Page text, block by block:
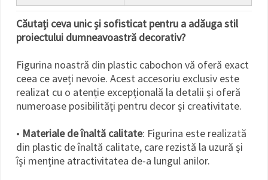
Căutați ceva unic și sofisticat pentru a adăuga stil
proiectului dumneavoastră decorativ?
Figurina noastră din plastic cabochon vă oferă exact
ceea ce aveți nevoie. Acest accesoriu exclusiv este
realizat cu o atenție excepțională la detalii și oferă
numeroase posibilități pentru decor și creativitate.
• Materiale de înaltă calitate: Figurina este realizată
din plastic de înaltă calitate, care rezistă la uzură și
își menține atractivitatea de-a lungul anilor.